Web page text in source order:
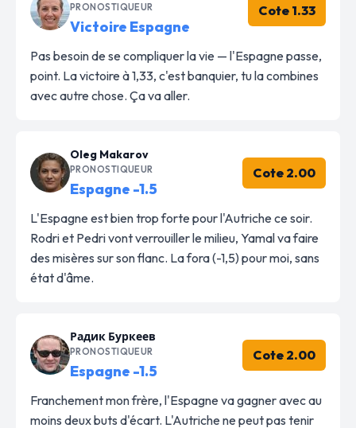
PRONOSTIQUEUR
Victoire Espagne
Cote 1.33
Pas besoin de se compliquer la vie — l'Espagne passe,
point. La victoire à 1,33, c'est banquier, tu la combines
avec autre chose. Ça va aller.
Oleg Makarov
PRONOSTIQUEUR
Espagne -1.5
Cote 2.00
L'Espagne est bien trop forte pour l'Autriche ce soir.
Rodri et Pedri vont verrouiller le milieu, Yamal va faire
des misères sur son flanc. La fora (-1,5) pour moi, sans
état d'âme.
Радик Буркеев
PRONOSTIQUEUR
Espagne -1.5
Cote 2.00
Franchement mon frère, l'Espagne va gagner avec au
moins deux buts d'écart. L'Autriche ne peut pas tenir